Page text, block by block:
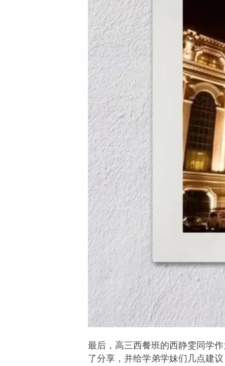
最后，高三西餐班的西静雯同学
了分享，并给学弟学妹们几点建